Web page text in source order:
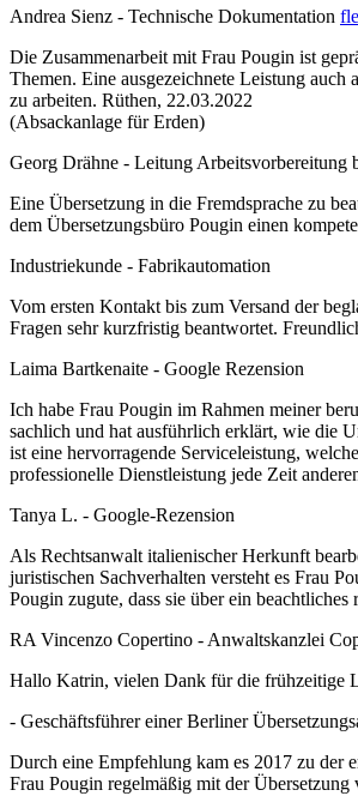
Andrea Sienz - Technische Dokumentation
Die Zusammenarbeit mit Frau Pougin ist
Themen. Eine ausgezeichnete Leistung
zu arbeiten. Rüthen, 22.03.2022
(Absackanlage für Erden)
Georg Drähne - Leitung Arbeitsvorbereitung
Eine Übersetzung in die Fremdsprache zu
dem Übersetzungsbüro Pougin einen
Industriekunde - Fabrikautomation
Vom ersten Kontakt bis zum Versand der
Fragen sehr kurzfristig beantwortet.
Laima Bartkenaite - Google Rezension
Ich habe Frau Pougin im Rahmen meiner
sachlich und hat ausführlich erklärt, wie die
ist eine hervorragende Serviceleistung,
professionelle Dienstleistung jede Zeit
Tanya L. - Google-Rezension
Als Rechtsanwalt italienischer Herkunft
juristischen Sachverhalten versteht es Frau
Pougin zugute, dass sie über ein
RA Vincenzo Copertino -Anwaltskanzlei
Hallo Katrin, vielen Dank für die frühzeitige
- Geschäftsführer einer Berliner
Durch eine Empfehlung kam es 2017 zu der
Frau Pougin regelmäßig mit der